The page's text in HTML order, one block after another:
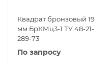
Квадрат бронзовый 19
мм БрКМц3-1 ТУ 48-21-
289-73
По запросу